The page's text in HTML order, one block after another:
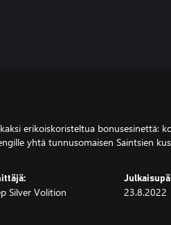
erikoiskoristeltua bonusesinettä:
yhtä tunnusomaisen Saintsien
Silver Volition 23.8.2022